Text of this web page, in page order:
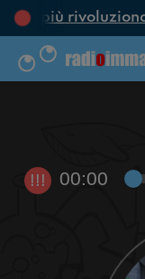
più
!!! 00:00